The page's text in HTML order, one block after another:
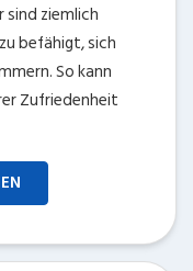
ziemlich
befähigt, sich
So kann
Zufriedenheit